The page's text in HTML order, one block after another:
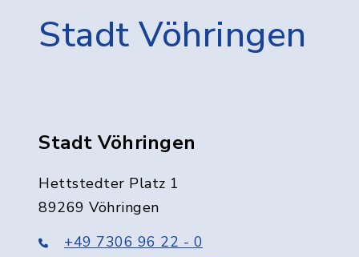
Stadt Vöhringen
Stadt Vöhringen
Hettstedter Platz 1
89269 Vöhringen
+49 7306 96 22 - 0